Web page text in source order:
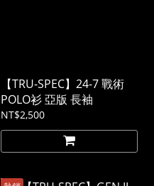
【TRU-SPEC】24-7 戰術
POLO衫 亞版 長袖
NT$2,500